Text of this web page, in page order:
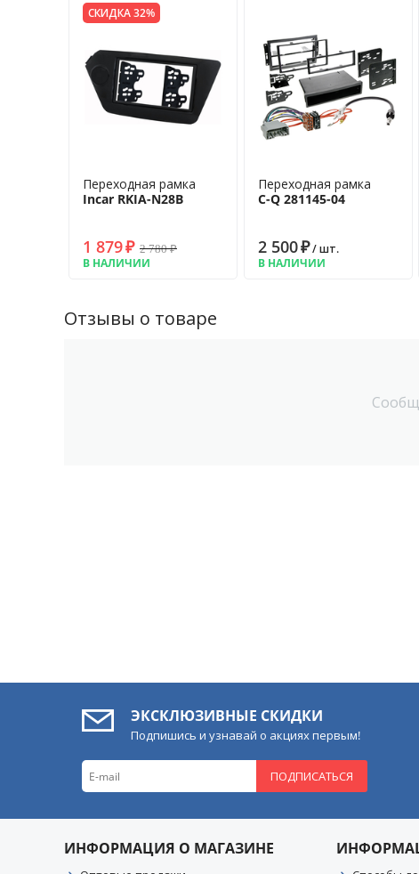
СКИДКА 32%
Переходная рамка
Incar RKIA-N28B
1 879₽ 2 780₽
В НАЛИЧИИ
Переходная рамка
C-Q 281145-04
2 500₽/ шт.
В НАЛИЧИИ
Отзывы о товаре
ЭКСКЛЮЗИВНЫЕ СКИДКИ
Подпишись и узнавай о акциях первым!
ПОДПИСАТЬСЯ
ИНФОРМАЦИЯ О МАГАЗИНЕ